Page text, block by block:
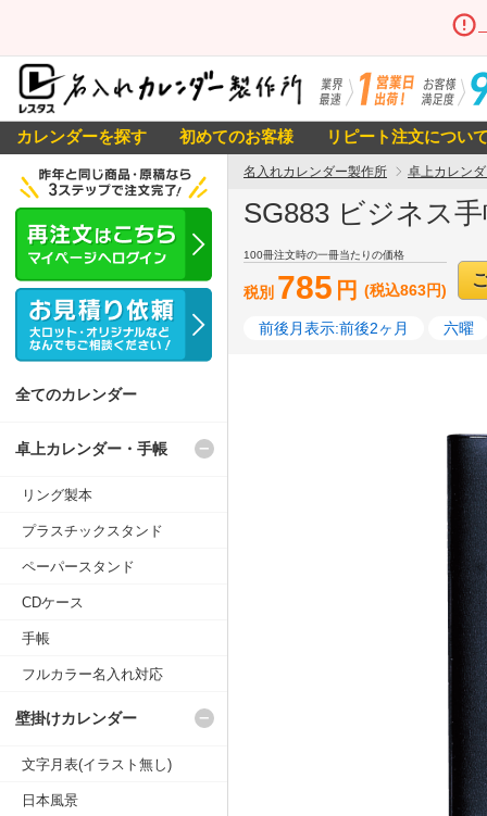
カレンダーを探す 初めてのお客様 リピート注文につい
名入れカレンダー製作所 卓上カレン
SG883 ビジネス
100冊注文時の一冊当たりの価格
税別 785 円 (税込863円)
前後月表示:前後2ヶ月 六曜
全てのカレンダー
卓上カレンダー・手帳
リング製本
プラスチックスタンド
ペーパースタンド
CDケース
手帳
フルカラー名入れ対応
壁掛けカレンダー
文字月表(イラスト無し)
日本風景